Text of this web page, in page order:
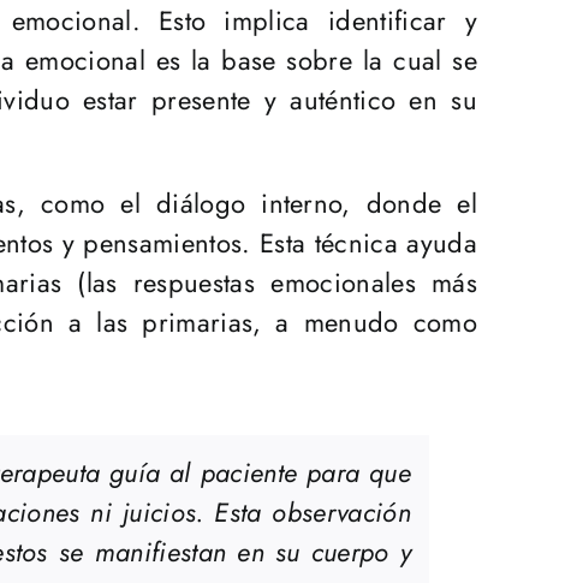
Esto implica identificar y
emocional es la base sobre la cual se
estar presente y auténtico en su
como el diálogo interno, donde el
y pensamientos. Esta técnica ayuda
(las respuestas emocionales más
a las primarias, a menudo como
guía al paciente para que
ni juicios. Esta observación
se manifiestan en su cuerpo y